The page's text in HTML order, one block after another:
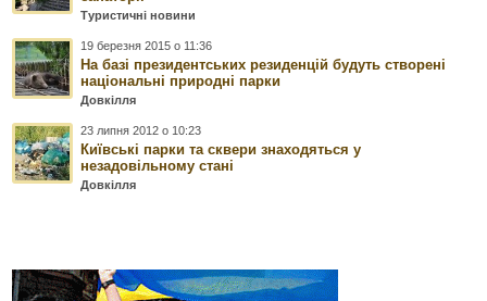
Туристичні новини
19 березня 2015 о 11:36
На базі президентських резиденцій будуть створені
національні природні парки
Довкілля
23 липня 2012 о 10:23
Київські парки та сквери знаходяться у
незадовільному стані
Довкілля